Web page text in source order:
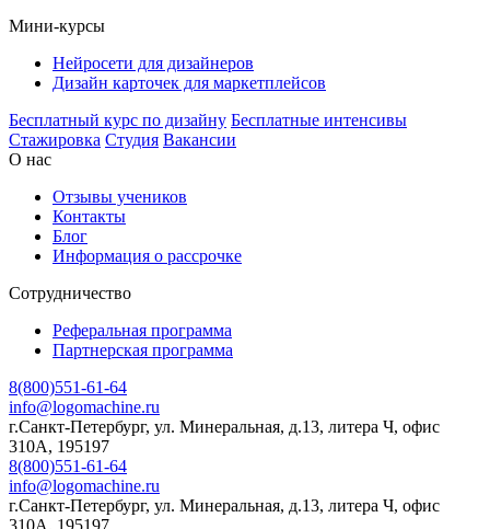
Мини-курсы
Нейросети для дизайнеров
Дизайн карточек для маркетплейсов
Бесплатный курс по дизайну Бесплатные интенсивы
Стажировка Студия Вакансии
О нас
Отзывы учеников
Контакты
Блог
Информация о рассрочке
Сотрудничество
Реферальная программа
Партнерская программа
8(800)551-61-64
info@logomachine.ru
г.Санкт-Петербург, ул. Минеральная, д.13, литера Ч, офис
310А, 195197
8(800)551-61-64
info@logomachine.ru
г.Санкт-Петербург, ул. Минеральная, д.13, литера Ч, офис